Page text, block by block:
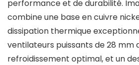
performance et de durabilité.
combine une base en cuivre
dissipation thermique
ventilateurs puissants de 28 mm
refroidissement optimal, et un